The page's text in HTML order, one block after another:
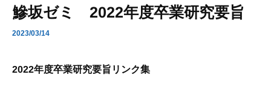
鰺坂ゼミ 2022年度卒業研究要旨
2023/03/14
2022年度卒業研究要旨リンク集